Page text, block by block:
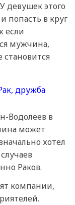
девушек этого
попасть в круг
если
мужчина,
становится
Водолеев в
может
хотел
Раков.
компании,